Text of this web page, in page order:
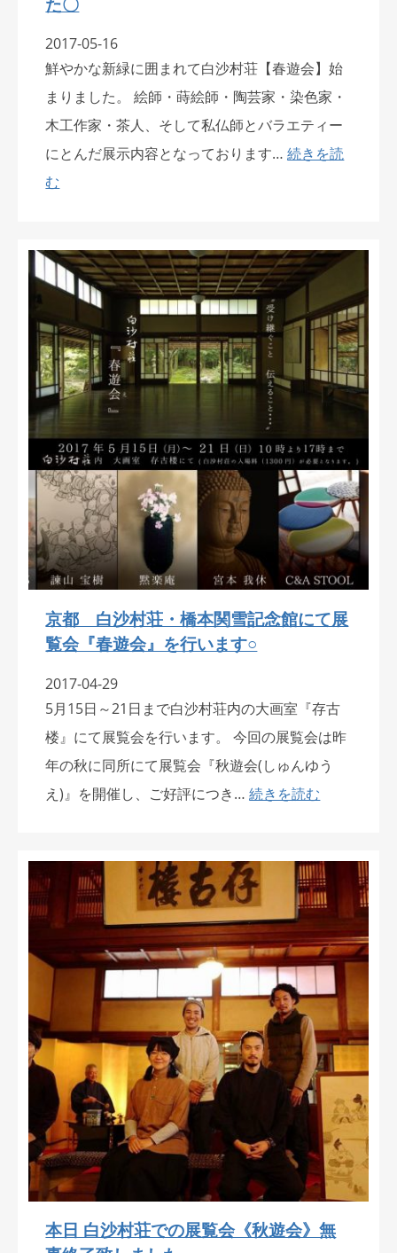
2017-05-16
鮮やかな新緑に囲まれて白沙村荘【春遊会】始
まりました。 絵師・蒔絵師・陶芸家・染色家・
木工作家・茶人、そして私仏師とバラエティー
にとんだ展示内容となっております…続きを読
む
京都 白沙村荘・橋本関雪記念館にて展
覧会『春遊会』を行います○
2017-04-29
5月15日～21日まで白沙村荘内の大画室『存古
楼』にて展覧会を行います。 今回の展覧会は昨
年の秋に同所にて展覧会『秋遊会(しゅんゆう
え)』を開催し、ご好評につき…続きを読む
本日 白沙村荘での展覧会《秋遊会》無